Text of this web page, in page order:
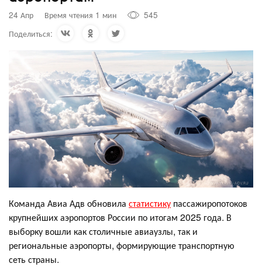
24 Апр Время чтения 1 мин
545
Поделиться:
Команда Авиа Адв обновила статистику пассажиропотоков
крупнейших аэропортов России по итогам 2025 года. В
выборку вошли как столичные авиаузлы, так и
региональные аэропорты, формирующие транспортную
сеть страны.